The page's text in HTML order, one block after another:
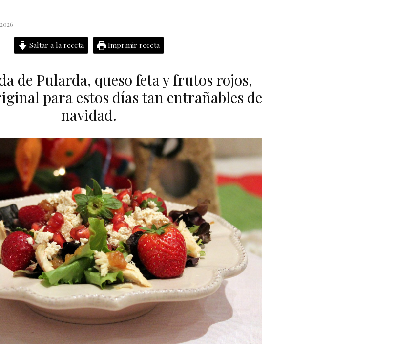
Saltar a la receta Imprimir receta
de Pularda, queso feta y frutos rojos,
para estos días tan entrañables de
navidad.